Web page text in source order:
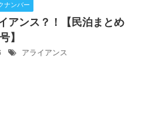
ナンバー
アンス？！【民泊まとめ
】
アライアンス